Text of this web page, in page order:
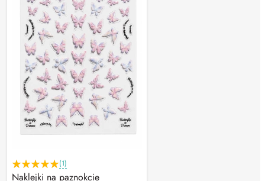
(1)
Naklejki na paznokcie